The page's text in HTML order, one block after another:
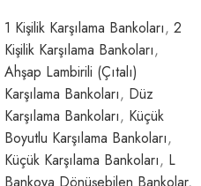
1 Kişilik Karşılama Bankoları, 2
Kişilik Karşılama Bankoları,
Ahşap Lambirili (Çıtalı)
Karşılama Bankoları, Düz
Karşılama Bankoları, Küçük
Boyutlu Karşılama Bankoları,
Küçük Karşılama Bankoları, L
Bankoya Dönüşebilen Bankolar,